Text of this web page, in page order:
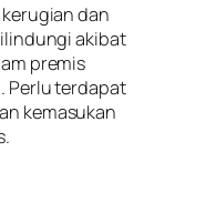
dan
akibat
premis
Perlu terdapat
kemasukan